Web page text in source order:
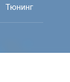
Тюнинг